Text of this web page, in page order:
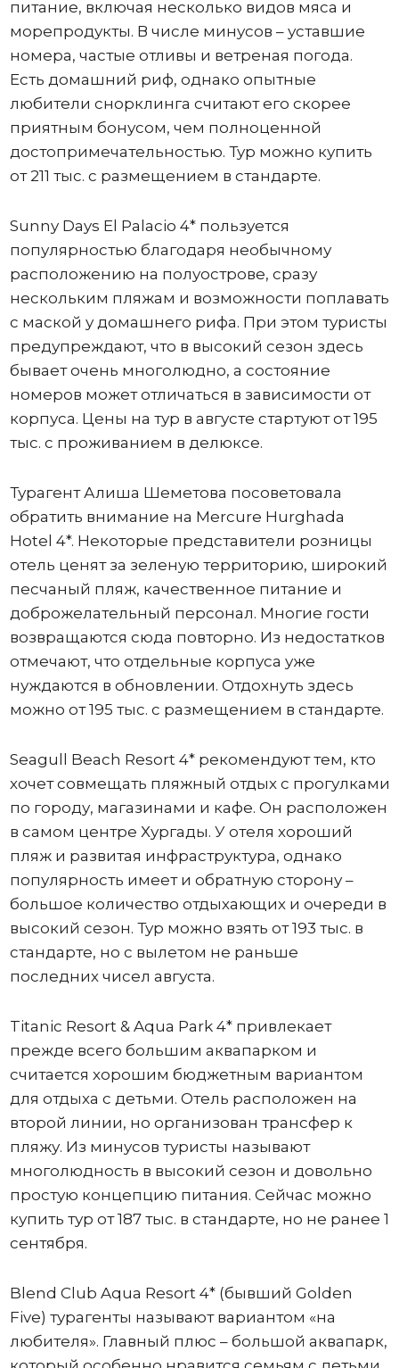
питание, включая несколько видов мяса и
морепродукты. В числе минусов – уставшие
номера, частые отливы и ветреная погода.
Есть домашний риф, однако опытные
любители снорклинга считают его скорее
приятным бонусом, чем полноценной
достопримечательностью. Тур можно купить
от 211 тыс. с размещением в стандарте.
Sunny Days El Palacio 4* пользуется
популярностью благодаря необычному
расположению на полуострове, сразу
нескольким пляжам и возможности поплавать
с маской у домашнего рифа. При этом туристы
предупреждают, что в высокий сезон здесь
бывает очень многолюдно, а состояние
номеров может отличаться в зависимости от
корпуса. Цены на тур в августе стартуют от 195
тыс. с проживанием в делюксе.
Турагент Алиша Шеметова посоветовала
обратить внимание на Mercure Hurghada
Hotel 4*. Некоторые представители розницы
отель ценят за зеленую территорию, широкий
песчаный пляж, качественное питание и
доброжелательный персонал. Многие гости
возвращаются сюда повторно. Из недостатков
отмечают, что отдельные корпуса уже
нуждаются в обновлении. Отдохнуть здесь
можно от 195 тыс. с размещением в стандарте.
Seagull Beach Resort 4* рекомендуют тем, кто
хочет совмещать пляжный отдых с прогулками
по городу, магазинами и кафе. Он расположен
в самом центре Хургады. У отеля хороший
пляж и развитая инфраструктура, однако
популярность имеет и обратную сторону –
большое количество отдыхающих и очереди в
высокий сезон. Тур можно взять от 193 тыс. в
стандарте, но с вылетом не раньше
последних чисел августа.
Titanic Resort & Aqua Park 4* привлекает
прежде всего большим аквапарком и
считается хорошим бюджетным вариантом
для отдыха с детьми. Отель расположен на
второй линии, но организован трансфер к
пляжу. Из минусов туристы называют
многолюдность в высокий сезон и довольно
простую концепцию питания. Сейчас можно
купить тур от 187 тыс. в стандарте, но не ранее 1
сентября.
Blend Club Aqua Resort 4* (бывший Golden
Five) турагенты называют вариантом «на
любителя». Главный плюс – большой аквапарк,